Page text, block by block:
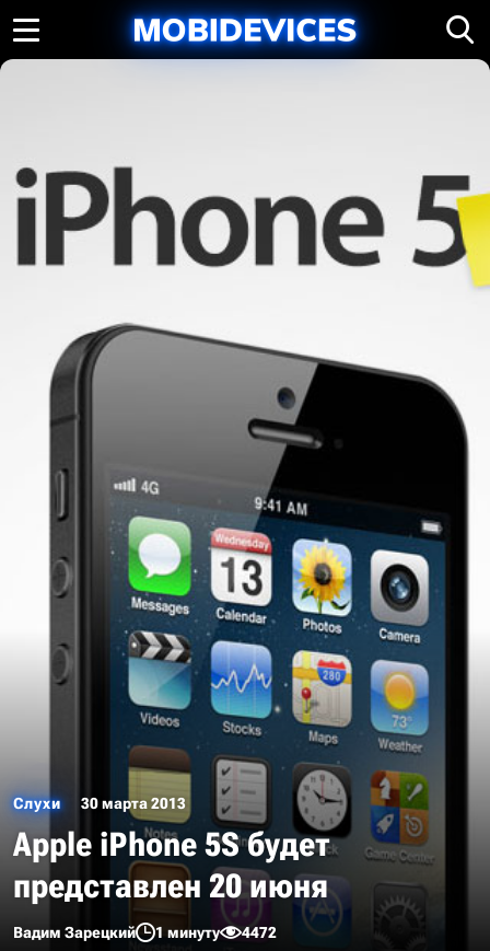
Слухи 30 марта 2013
Apple iPhone 5S будет
представлен 20 июня
Вадим Зарецкий 1 минуту 4472